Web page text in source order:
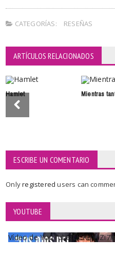
CATEGORÍAS: RESEÑAS
ARTÍCULOS RELACIONADOS
Hamlet Mientras
ESCRIBE UN COMENTARIO
Onlyregisteredusers can
YOUTUBE
Vídeo de YouTube